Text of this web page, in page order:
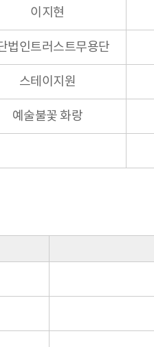
이지현
법인트러스트무용단
스테이지원
예술불꽃 화랑